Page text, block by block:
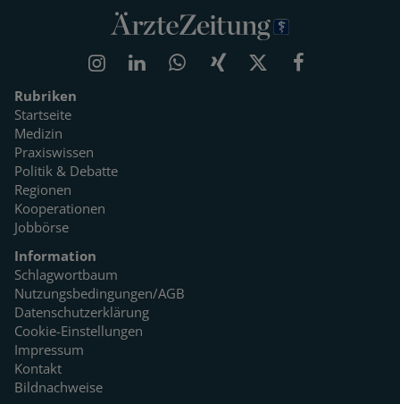
Rubriken
Startseite
Medizin
Praxiswissen
Politik & Debatte
Regionen
Kooperationen
Jobbörse
Information
Schlagwortbaum
Nutzungsbedingungen/AGB
Datenschutzerklärung
Cookie-Einstellungen
Impressum
Kontakt
Bildnachweise